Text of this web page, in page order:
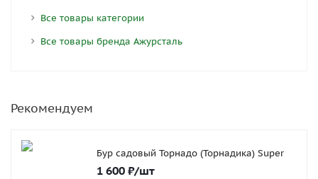
Все товары категории
Все товары бренда Ажурсталь
Рекомендуем
Бур садовый Торнадо (Торнадика) Super
1 600 ₽/шт